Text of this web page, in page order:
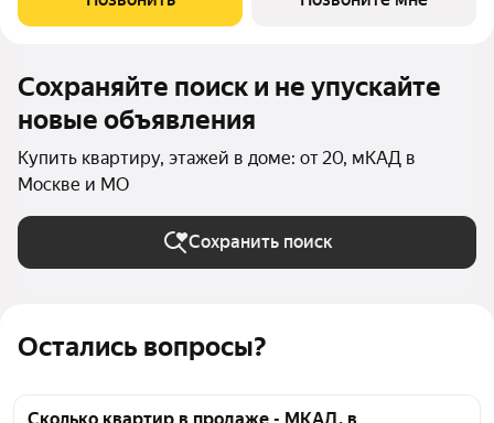
Остались вопросы?
Сохраняйте поиск и не упускайте
новые объявления
Купить квартиру, этажей в доме: от 20, мКАД в
Москве и МО
Сохранить поиск